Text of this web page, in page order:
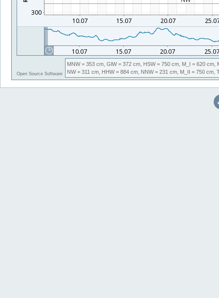
Open Source Software
MNW= 353 cm, GlW= 372 cm, HSW= 750 cm, M_I = 620 cm,
NW= 311 cm, HHW= 884 cm, NNW= 231 cm, M_II = 750 cm,